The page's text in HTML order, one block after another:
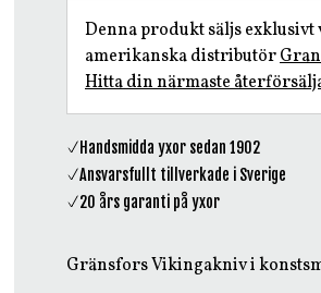
Denna produkt säljs exklusivt
amerikanska distributör
Hitta din närmaste
Handsmidda yxor sedan 1902
Ansvarsfullt tillverkade i Sverige
20 års garanti på yxor
Gränsfors Vikingakniv i